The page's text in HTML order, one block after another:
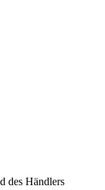
des Händlers